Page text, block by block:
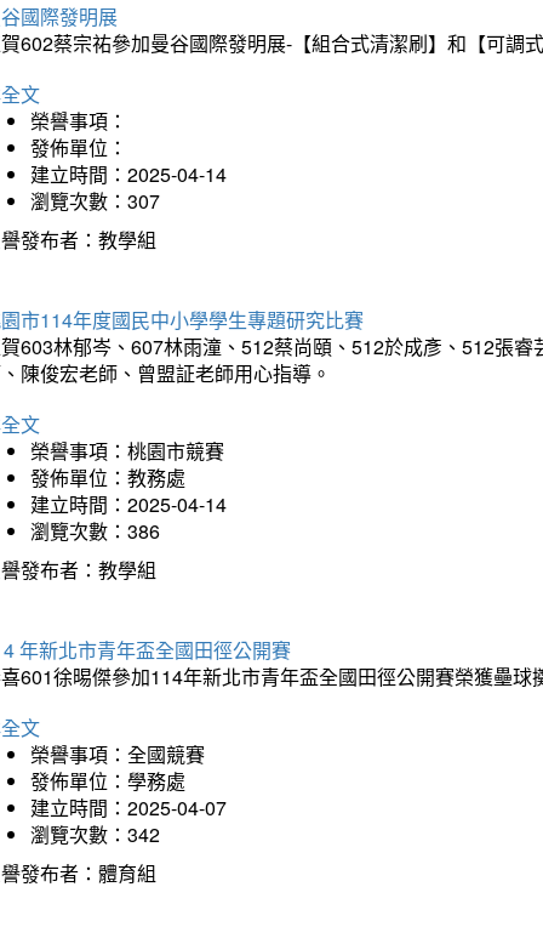
國際發明展
602蔡宗祐參加曼谷國際發明展-【組合式清潔刷】和【可調
文
榮譽事項：
發佈單位：
建立時間：2025-04-14
瀏覽次數：307
發布者：教學組
市114年度國民中小學學生專題研究比賽
603林郁岑、607林雨潼、512蔡尚頤、512於成彥、512張
陳俊宏老師、曾盟証老師用心指導。
文
榮譽事項：桃園市競賽
發佈單位：教務處
建立時間：2025-04-14
瀏覽次數：386
發布者：教學組
年新北市青年盃全國田徑公開賽
601徐晹傑參加114年新北市青年盃全國田徑公開賽榮獲壘
文
榮譽事項：全國競賽
發佈單位：學務處
建立時間：2025-04-07
瀏覽次數：342
發布者：體育組